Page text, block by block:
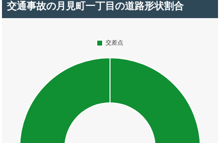
交通事故の月見町一丁目の道路形状割合